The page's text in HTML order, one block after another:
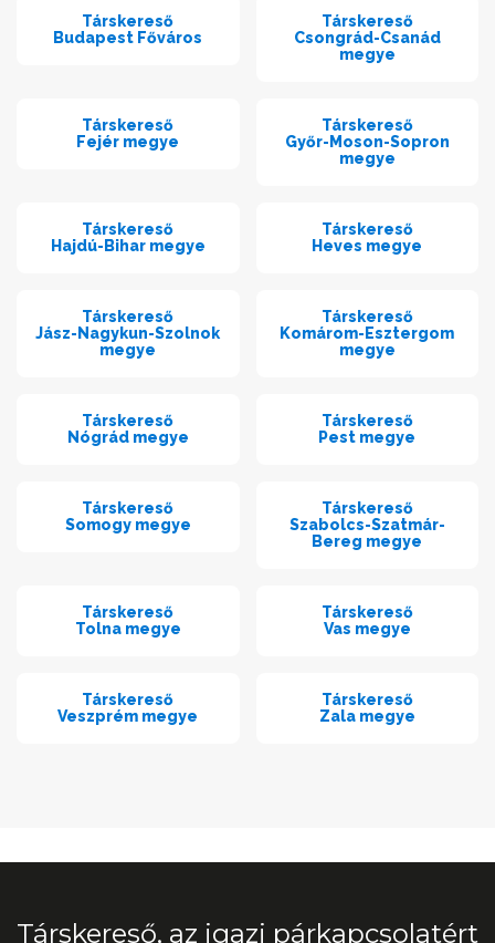
Társkereső
Budapest Főváros
Társkereső
Csongrád-Csanád
megye
Társkereső
Fejér megye
Társkereső
Győr-Moson-Sopron
megye
Társkereső
Hajdú-Bihar megye
Társkereső
Heves megye
Társkereső
Jász-Nagykun-Szolnok
megye
Társkereső
Komárom-Esztergom
megye
Társkereső
Nógrád megye
Társkereső
Pest megye
Társkereső
Somogy megye
Társkereső
Szabolcs-Szatmár-
Bereg megye
Társkereső
Tolna megye
Társkereső
Vas megye
Társkereső
Veszprém megye
Társkereső
Zala megye
Társkereső, az igazi párkapcsolatért